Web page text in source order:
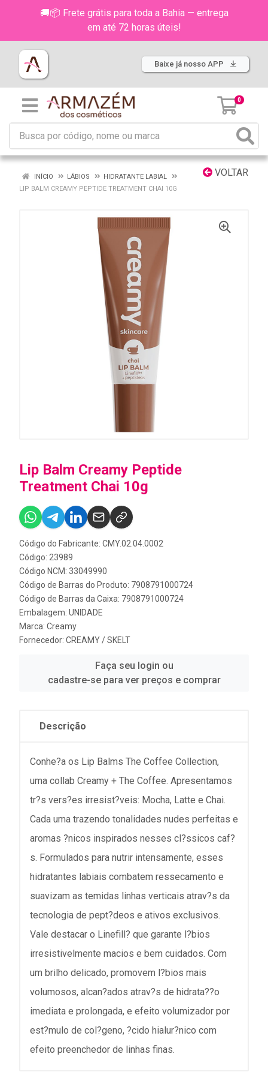
🚚📦 Frete grátis para toda a Bahia — entrega
em até 72 horas úteis!
Baixe já nosso APP
0
VOLTAR
INÍCIO LÁBIOS
HIDRATANTE LABIAL
LIP BALM CREAMY PEPTIDE TREATMENT CHAI 10G
Lip Balm Creamy Peptide
Treatment Chai 10g
Código do Fabricante: CMY.02.04.0002
Código: 23989
Código NCM: 33049990
Código de Barras do Produto: 7908791000724
Código de Barras da Caixa: 7908791000724
Embalagem: UNIDADE
Marca: Creamy
Fornecedor: CREAMY / SKELT
Faça seu login ou
cadastre-se para ver preços e comprar
Descrição
Conhe?a os Lip Balms The Coffee Collection,
uma collab Creamy + The Coffee. Apresentamos
tr?s vers?es irresist?veis: Mocha, Latte e Chai.
Cada uma trazendo tonalidades nudes perfeitas e
aromas ?nicos inspirados nesses cl?ssicos caf?
s. Formulados para nutrir intensamente, esses
hidratantes labiais combatem ressecamento e
suavizam as temidas linhas verticais atrav?s da
tecnologia de pept?deos e ativos exclusivos.
Vale destacar o Linefill? que garante l?bios
irresistivelmente macios e bem cuidados. Com
um brilho delicado, promovem l?bios mais
volumosos, alcan?ados atrav?s de hidrata??o
imediata e prolongada, e efeito volumizador por
est?mulo de col?geno, ?cido hialur?nico com
efeito preenchedor de linhas finas.